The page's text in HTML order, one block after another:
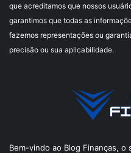
que acreditamos que nossos
garantimos que todas as
fazemos representações ou
precisão ou sua aplicabilidade.
Bem-vindo ao Blog Finanças,